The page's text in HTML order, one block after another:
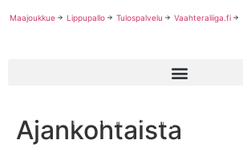
Maajoukkue Lippupallo Tulospalvelu Vaahteraliiga.fi
Ajankohtaista
YK:n rasisminvastainen päivä 21.3.2024